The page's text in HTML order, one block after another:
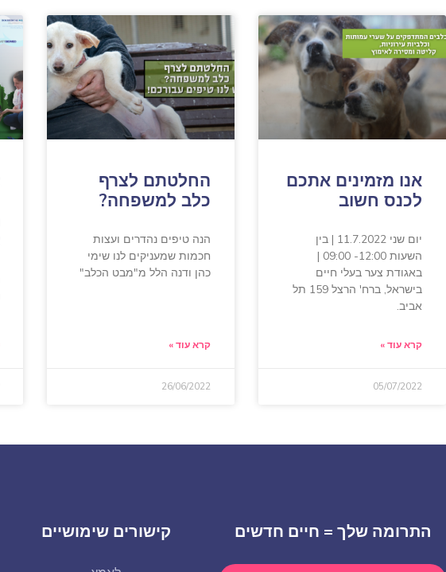
אנו מזמינים אתכם
לכנס חשוב
יום שני 11.7.2022 | בין
השעות 12:00- 09:00 |
באגודת צער בעלי חיים
בישראל, ברח' הרצל 159 תל
אביב.
קרא עוד »
05/07/2022
החלטתם לצרף
כלב למשפחה?
הנה טיפים נהדרים ועצות
חכמות שמעניקים לנו שימי
כהן ודנה הלל מ"מבט הכלב"
קרא עוד »
26/06/2022
התרומה שלך = חיים חדשים קישורים שימושיים